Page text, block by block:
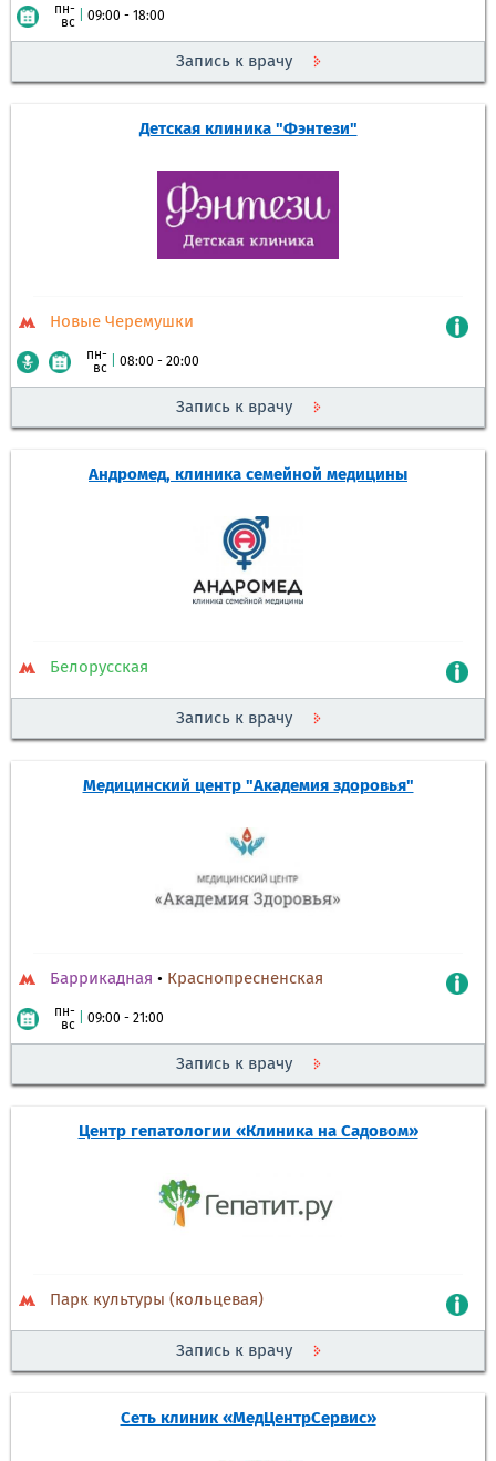
пн-
вс
09:00 - 18:00
Запись к врачу
Детская клиника "Фэнтези"
Новые Черемушки
пн-
вс
08:00 - 20:00
Запись к врачу
Андромед, клиника семейной медицины
Белорусская
Запись к врачу
Медицинский центр "Академия здоровья"
Баррикадная • Краснопресненская
пн-
вс
09:00 - 21:00
Запись к врачу
Центр гепатологии «Клиника на Садовом»
Парк культуры (кольцевая)
Запись к врачу
Сеть клиник «МедЦентрСервис»